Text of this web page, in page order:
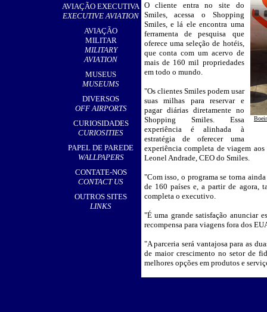
AVIAÇÃO EXECUTIVA
EXECUTIVE AVIATION
AVIAÇÃO
MILITAR
MILITARY
AVIATION
MUSEUS
MUSEUMS
DIVERSOS
OFF AIRPORTS
CURIOSIDADES
CURIOSITIES
PAPEL DE PAREDE
WALLPAPERS
CONTATE-NOS
CONTACT US
OUTROS SITES
LINKS
O cliente entra no site do
Smiles, acessa o Shopping
Smiles, e lá ele encontra uma
ferramenta de pesquisa que
oferece uma seleção de hotéis,
que conta com um acervo de
mais de 160 mil propriedades
em todo o mundo.
"Os clientes Smiles podem usar
suas milhas para reservar e
pagar diárias diretamente no
Shopping Smiles. Essa
experiência é alinhada à
estratégia de oferecer uma
experiência completa de viagem
Leonel Andrade, CEO do Smiles.
"Com isso, o programa se torna
de 160 países e, a partir de agora,
completa o executivo.
"É uma grande satisfação anunciar
recompensa para viagens fora dos
"A parceria será vantajosa para as
de maior crescimento no setor de
melhores opções em produtos e